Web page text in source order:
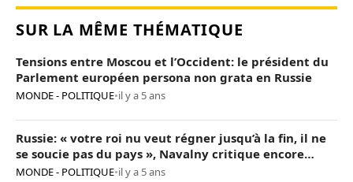
SUR LA MÊME THÉMATIQUE
Tensions entre Moscou et l’Occident: le président du
Parlement européen persona non grata en Russie
MONDE - POLITIQUE•il y a 5 ans
Russie: « votre roi nu veut régner jusqu’à la fin, il ne
se soucie pas du pays », Navalny critique encore
Poutine
MONDE - POLITIQUE•il y a 5 ans